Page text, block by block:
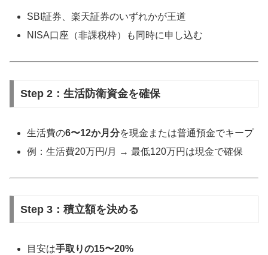
SBI証券、楽天証券のいずれかが王道
NISA口座（非課税枠）も同時に申し込む
Step 2：生活防衛資金を確保
生活費の6〜12か月分を現金または普通預金でキープ
例：生活費20万円/月 → 最低120万円は現金で確保
Step 3：積立額を決める
目安は手取りの15〜20%